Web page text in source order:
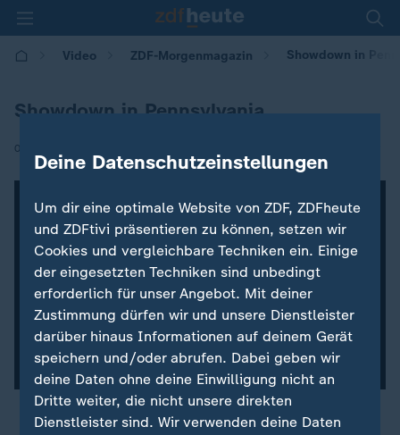
Video ZDF-Morgenmagazin Showdown in
Showdown in Pennsylvania
06.11.2020 | 05:30
Deine Datenschutzeinstellungen
Um dir eine optimale Website von ZDF, ZDFheute
und ZDFtivi präsentieren zu können, setzen wir
Cookies und vergleichbare Techniken ein. Einige
der eingesetzten Techniken sind unbedingt
erforderlich für unser Angebot. Mit deiner
Zustimmung dürfen wir und unsere Dienstleister
darüber hinaus Informationen auf deinem Gerät
speichern und/oder abrufen. Dabei geben wir
deine Daten ohne deine Einwilligung nicht an
Dritte weiter, die nicht unsere direkten
Dienstleister sind. Wir verwenden deine Daten